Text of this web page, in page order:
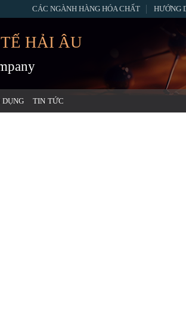
CÁC NGÀNH HÀNG HÓA CHẤT HƯỚNG
HẢI ÂU
TIN TỨC